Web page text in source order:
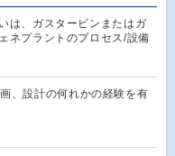
は、ガスタービンまたはガ
ネプラントのプロセス/設備
、設計の何れかの経験を有